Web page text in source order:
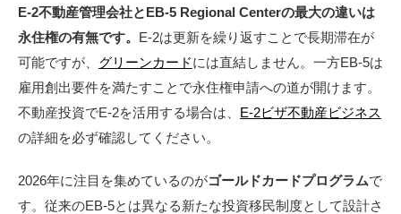
E-2不動産管理会社とEB-5 Regional Centerの最大の違いは
永住権の有無です。 E-2は更新を繰り返すことで長期滞在が
可能ですが、 グリーンカードには直結しません。一方EB-5は
雇用創出要件を満たすことで永住権申請への道が開けます。
不動産投資でE-2を活用する場合は、 E-2ビザ不動産ビジネス
の詳細を必ず確認してください。
2026年に注目を集めているのがゴールドカードプログラムで
す。従来のEB-5とは異なる新たな投資移民制度として設計さ